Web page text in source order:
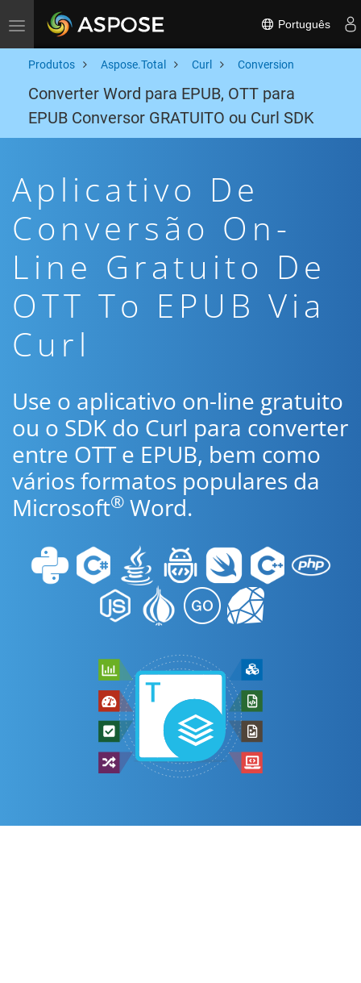
Toggle navigation Português
Produtos Aspose.Total Curl Conversion
Converter Word para EPUB, OTT para
EPUB Conversor GRATUITO ou Curl SDK
Aplicativo De
Conversão On-
Line Gratuito De
OTT To EPUB Via
Curl
Use o aplicativo on-line gratuito
ou o SDK do Curl para converter
entre OTT e EPUB, bem como
vários formatos populares da
Microsoft® Word.